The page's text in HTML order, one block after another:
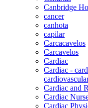
Canbridge
cancer
canhota
capilar
Carcacavelos
Carcavelos
Cardiac
Cardiac -
Cardiac and
Cardiac
Cardiac